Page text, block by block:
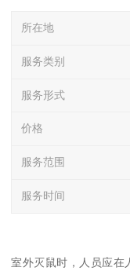
所在地
服务类别
服务形式
价格
服务范围
服务时间
室外灭鼠时，人员应在